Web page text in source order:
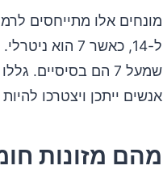
שמעל 7 הם בסיסיים.
אנשים ייתכן ויצטרכו
מהם מזונות